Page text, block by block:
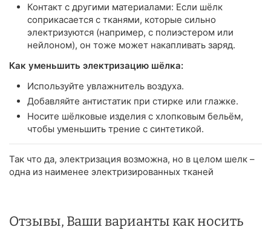
Контакт с другими материалами: Если шёлк
соприкасается с тканями, которые сильно
электризуются (например, с полиэстером или
нейлоном), он тоже может накапливать заряд.
Как уменьшить электризацию шёлка:
Используйте увлажнитель воздуха.
Добавляйте антистатик при стирке или глажке.
Носите шёлковые изделия с хлопковым бельём,
чтобы уменьшить трение с синтетикой.
Так что да, электризация возможна, но в целом шелк –
одна из наименее электризированных тканей
Отзывы, Ваши варианты как носить